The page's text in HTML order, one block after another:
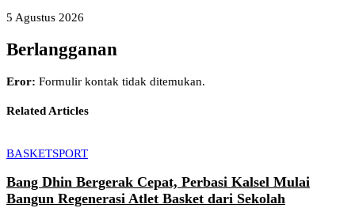
5 Agustus 2026
Berlangganan
Eror: Formulir kontak tidak ditemukan.
Related Articles
BASKETSPORT
Bang Dhin Bergerak Cepat, Perbasi Kalsel Mulai
Bangun Regenerasi Atlet Basket dari Sekolah